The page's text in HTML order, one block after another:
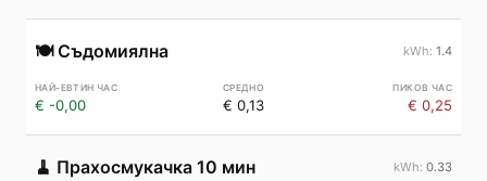
🍽️ Съдомиялна 1.4
€ -0,00 € 0,13 € 0,25
🧹 Прахосмукачка 10 мин 0.33